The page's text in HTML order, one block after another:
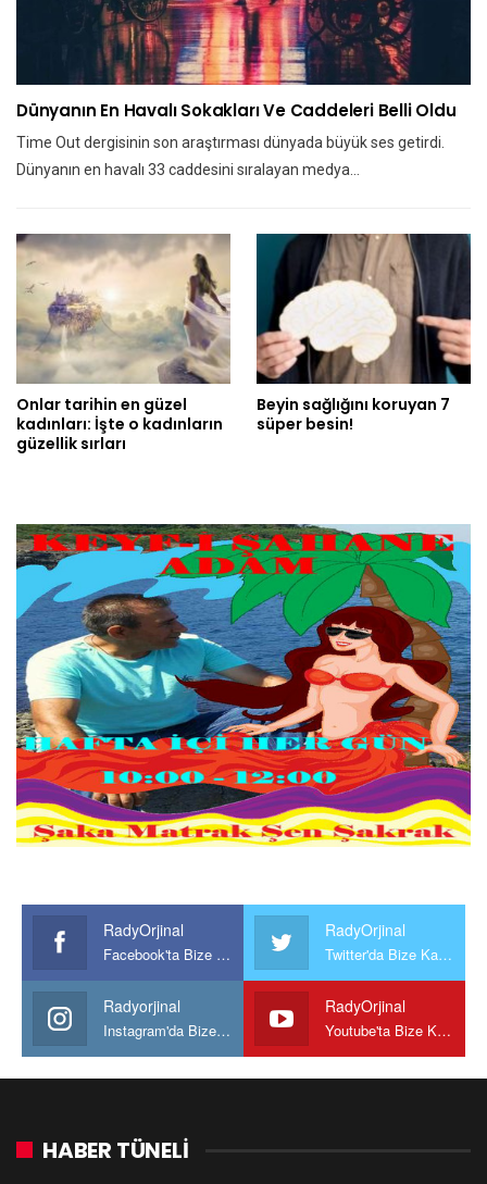
Dünyanın En Havalı Sokakları Ve Caddeleri Belli Oldu
Time Out dergisinin son araştırması dünyada büyük ses getirdi.
Dünyanın en havalı 33 caddesini sıralayan medya…
Onlar tarihin en güzel
kadınları: İşte o kadınların
güzellik sırları
Beyin sağlığını koruyan 7
süper besin!
RadyOrjinal
Facebook'ta Bize Katılın
RadyOrjinal
Twitter'da Bize Katılın
Radyorjinal
Instagram'da Bize katılın
RadyOrjinal
Youtube'ta Bize Katılın
HABER TÜNELİ